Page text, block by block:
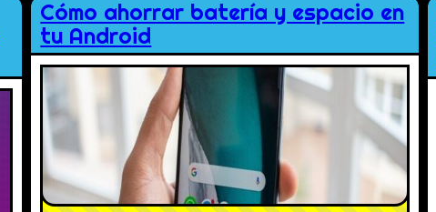
Cómo ahorrar batería y espacio en
tu Android